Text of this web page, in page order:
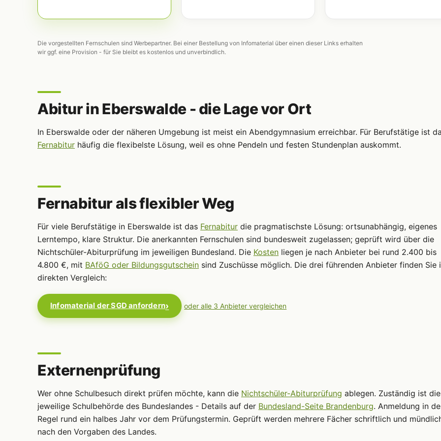
Die vorgestellten Fernschulen sind Werbepartner. Bei einer Bestellung von Infomaterial über einen dieser Links erhalten
wir ggf. eine Provision - für Sie bleibt es kostenlos und unverbindlich.
Abitur in Eberswalde - die Lage vor Ort
In Eberswalde oder der näheren Umgebung ist meist ein Abendgymnasium erreichbar. Für Berufstätige ist
Fernabitur häufig die flexibelste Lösung, weil es ohne Pendeln und festen Stundenplan auskommt.
Fernabitur als flexibler Weg
Für viele Berufstätige in Eberswalde ist das Fernabitur die pragmatischste Lösung: ortsunabhängig, eigenes
Lerntempo, klare Struktur. Die anerkannten Fernschulen sind bundesweit zugelassen; geprüft wird über die
Nichtschüler-Abiturprüfung im jeweiligen Bundesland. Die Kosten liegen je nach Anbieter bei rund 2.400 bis
4.800 €, mit BAföG oder Bildungsgutschein sind Zuschüsse möglich. Die drei führenden Anbieter finden Sie
direkten Vergleich:
Infomaterial der SGD anfordern oder alle 3 Anbieter vergleichen
Externenprüfung
Wer ohne Schulbesuch direkt prüfen möchte, kann die Nichtschüler-Abiturprüfung ablegen. Zuständig ist die
jeweilige Schulbehörde des Bundeslandes - Details auf der Bundesland-Seite Brandenburg. Anmeldung in
Regel rund ein halbes Jahr vor dem Prüfungstermin. Geprüft werden mehrere Fächer schriftlich und
nach den Vorgaben des Landes.